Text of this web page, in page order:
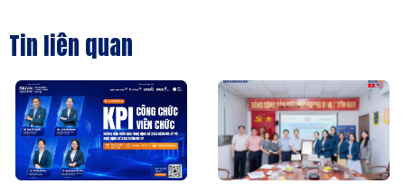
Tin liên quan